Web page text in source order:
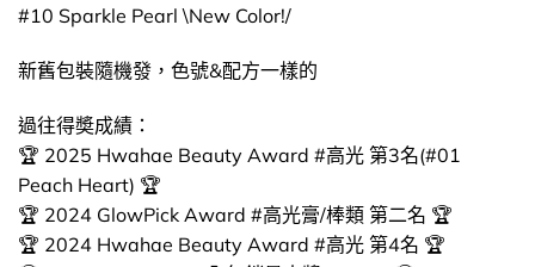
#10 Sparkle Pearl \New Color!/
新舊包裝隨機發，色號&配方一樣的
過往得奬成績：
🏆 2025 Hwahae Beauty Award #高光 第3名(#01
Peach Heart) 🏆
🏆 2024 GlowPick Award #高光膏/棒類 第二名 🏆
🏆 2024 Hwahae Beauty Award #高光 第4名 🏆